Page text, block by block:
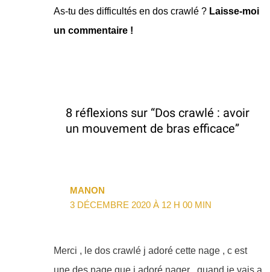
As-tu des difficultés en dos crawlé ? Laisse-moi
un commentaire !
8 réflexions sur “Dos crawlé : avoir
un mouvement de bras efficace”
MANON
3 DÉCEMBRE 2020 À 12 H 00 MIN
Merci , le dos crawlé j adoré cette nage , c est
une des nage que j adoré nager , quand je vais a